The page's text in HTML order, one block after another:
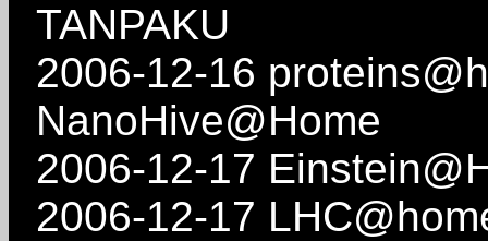
TANPAKU
2006-12-16
NanoHive@Home
2006-12-17
2006-12-17